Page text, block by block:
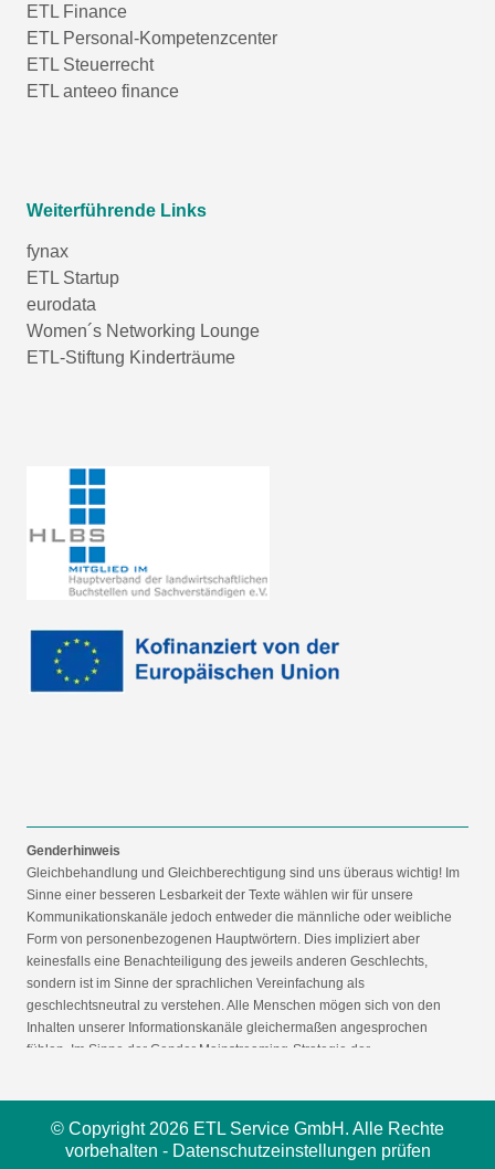
ETL Finance
ETL Personal-Kompetenzcenter
ETL Steuerrecht
ETL anteeo finance
Weiterführende Links
fynax
ETL Startup
eurodata
Women´s Networking Lounge
ETL-Stiftung Kinderträume
Genderhinweis
Gleichbehandlung und Gleichberechtigung sind uns überaus wichtig! Im
Sinne einer besseren Lesbarkeit der Texte wählen wir für unsere
Kommunikationskanäle jedoch entweder die männliche oder weibliche
Form von personenbezogenen Hauptwörtern. Dies impliziert aber
keinesfalls eine Benachteiligung des jeweils anderen Geschlechts,
sondern ist im Sinne der sprachlichen Vereinfachung als
geschlechtsneutral zu verstehen. Alle Menschen mögen sich von den
Inhalten unserer Informationskanäle gleichermaßen angesprochen
fühlen. Im Sinne der Gender Mainstreaming-Strategie der
© Copyright 2026 ETL Service GmbH. Alle Rechte
vorbehalten - Datenschutzeinstellungen prüfen